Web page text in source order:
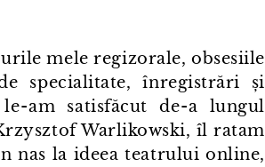
mele regizorale, obsesiile
specialitate, înregistrări și
⁠am satisfăcut de⁠-⁠a lungul
Warlikowski, îl ratam
nas la ideea teatrului online,